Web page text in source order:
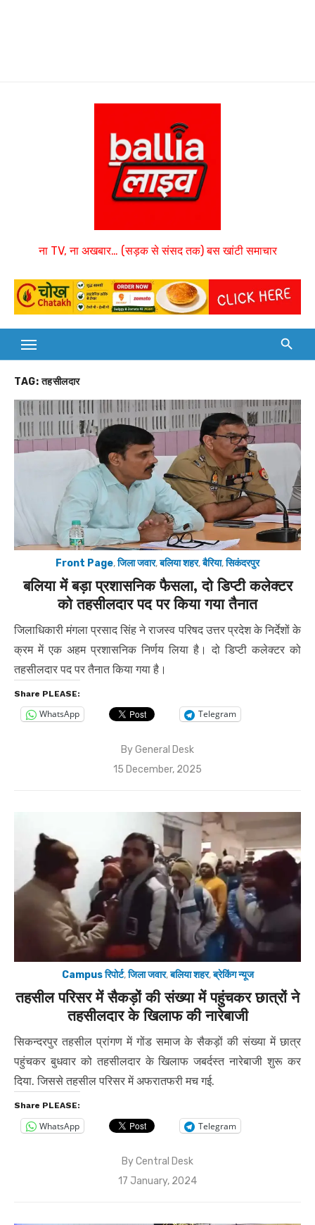
ना TV, ना अखबार… (सड़क से संसद तक) बस खांटी समाचार
TAG:तहसीलदार
Front Page,जिला जवार,बलिया शहर,बैरिया,सिकंदरपुर
बलिया में बड़ा प्रशासनिक फैसला, दो डिप्टी कलेक्टर
को तहसीलदार पद पर किया गया तैनात
जिलाधिकारी मंगला प्रसाद सिंह ने राजस्व परिषद उत्तर प्रदेश के निर्देशों के
क्रम में एक अहम प्रशासनिक निर्णय लिया है। दो डिप्टी कलेक्टर को
तहसीलदार पद पर तैनात किया गया है।
Share PLEASE:
WhatsApp Telegram
ByGeneral Desk
Posted
15 December, 2025
Campus रिपोर्ट,जिला जवार,बलिया शहर,ब्रेकिंग न्यूज
तहसील परिसर में सैकड़ों की संख्या में पहुंचकर छात्रों ने
तहसीलदार के खिलाफ की नारेबाजी
सिकन्दरपुर तहसील प्रांगण में गोंड समाज के सैकड़ों की संख्या में छात्र
पहुंचकर बुधवार को तहसीलदार के खिलाफ जबर्दस्त नारेबाजी शुरू कर
दिया. जिससे तहसील परिसर में अफरातफरी मच गई.
Share PLEASE:
WhatsApp Telegram
ByCentral Desk
Posted
17 January, 2024